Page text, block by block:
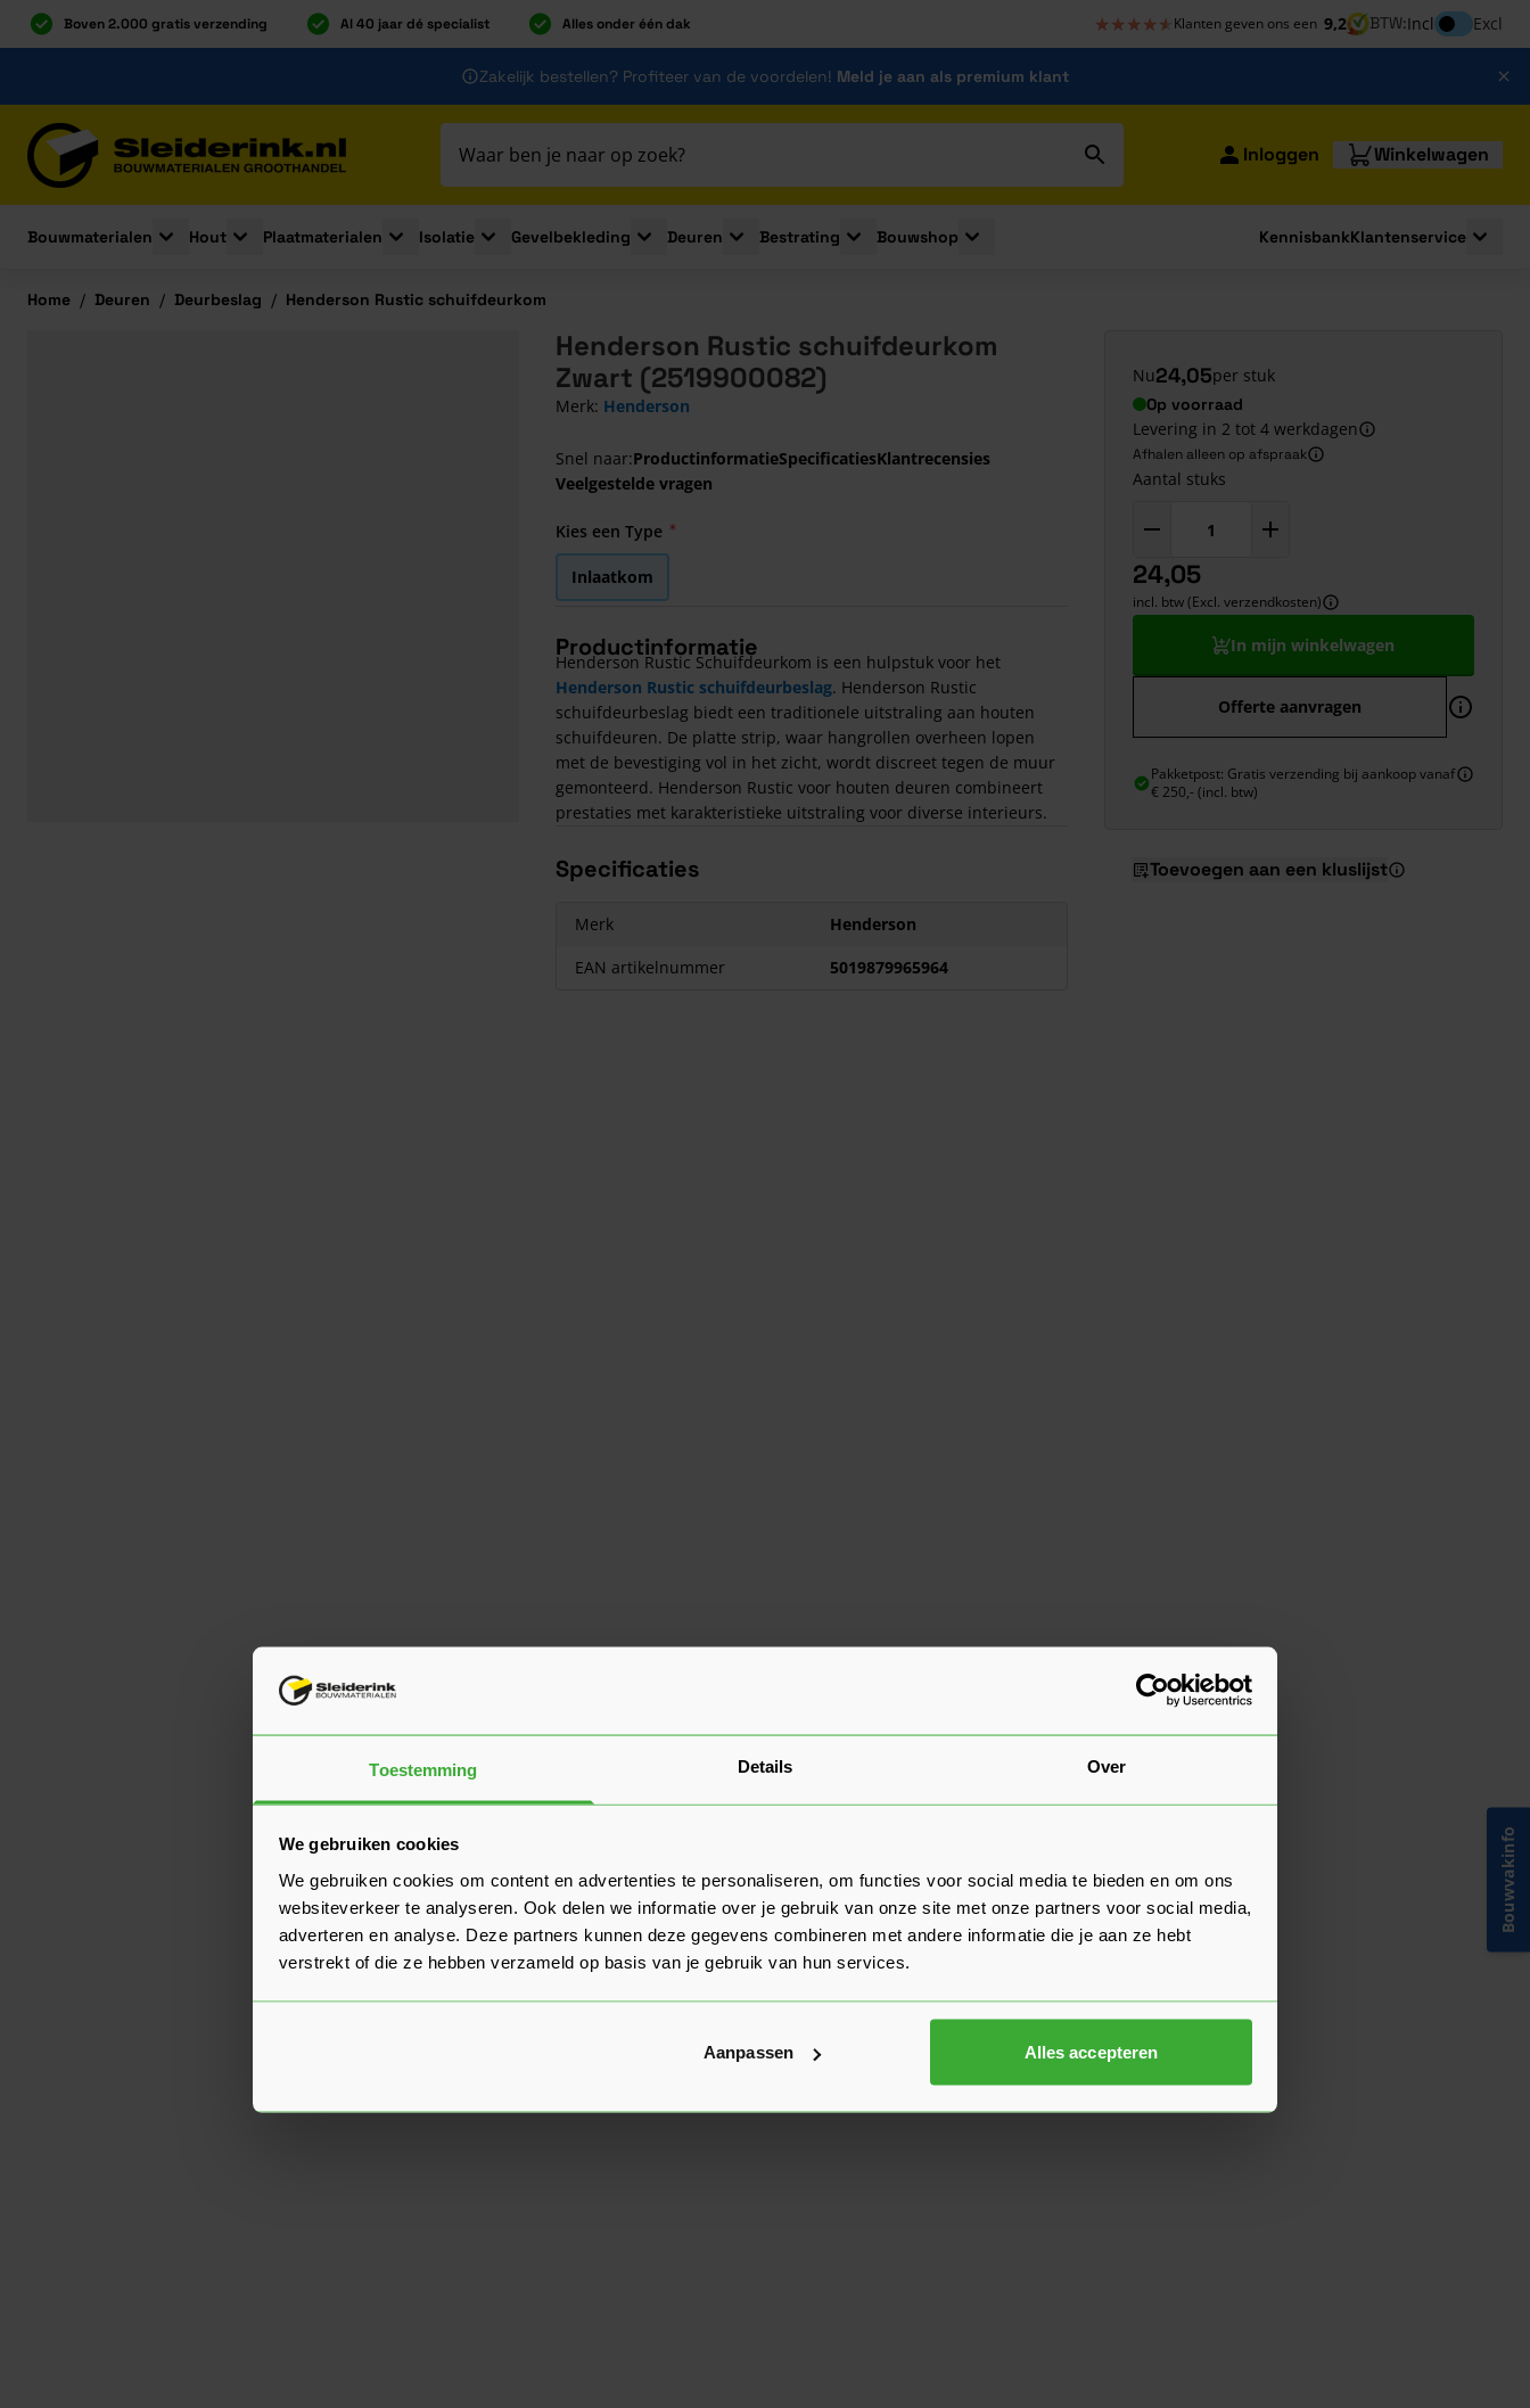
Toestemming Details Over
We gebruiken cookies
We gebruiken cookies om content en advertenties te personaliseren, om functies voor social media te bieden en om ons
websiteverkeer te analyseren. Ook delen we informatie over je gebruik van onze site met onze partners voor social media,
adverteren en analyse. Deze partners kunnen deze gegevens combineren met andere informatie die je aan ze hebt
verstrekt of die ze hebben verzameld op basis van je gebruik van hun services.
Aanpassen Alles accepteren
Boven 2.000 gratis verzending Al 40 jaar dé specialist Alles onder één dak ★★★★★
★★★★★ Klanten geven ons een 9,2 BTW:InclInclusief btw
Excl
Zakelijk bestellen? Profiteer van de voordelen! Meld je aan als premium klant
Inloggen Winkelwagen
Bouwmaterialen
Toggle submenu for Bouwmaterialen
Hout
Toggle submenu for Hout
Plaatmaterialen
Toggle submenu for Plaatmaterialen
Isolatie
Toggle submenu for Isolatie
Gevelbekleding
Toggle submenu for Gevelbekleding
Deuren
Toggle submenu for Deuren
Bestrating
Toggle submenu for Bestrating
Bouwshop
Toggle submenu for Bouwshop
KennisbankKlantenservice
Home / Deuren / Deurbeslag / Henderson Rustic schuifdeurkom
Henderson Rustic schuifdeurkom
Zwart (2519900082)
Merk: Henderson
Snel naar:ProductinformatieSpecificatiesKlantrecensies
Veelgestelde vragen
Kies een Type
Inlaatkom
Productinformatie
Henderson Rustic Schuifdeurkom is een hulpstuk voor het
Henderson Rustic schuifdeurbeslag. Henderson Rustic
schuifdeurbeslag biedt een traditionele uitstraling aan houten
schuifdeuren. De platte strip, waar hangrollen overheen lopen
met de bevestiging vol in het zicht, wordt discreet tegen de muur
gemonteerd. Henderson Rustic voor houten deuren combineert
prestaties met karakteristieke uitstraling voor diverse interieurs.
Specificaties
Merk
Henderson
EAN artikelnummer
5019879965964
Nu24,05per stuk
Op voorraad
Levering in 2 tot 4 werkdagen
Afhalen alleen op afspraak
Aantal stuks
24,05
incl. btw (Excl. verzendkosten)
In mijn winkelwagen
Offerte aanvragen
Pakketpost: Gratis verzending bij aankoop vanaf
€ 250,- (incl. btw)
Toevoegen aan een kluslijst
Bouwvakinfo